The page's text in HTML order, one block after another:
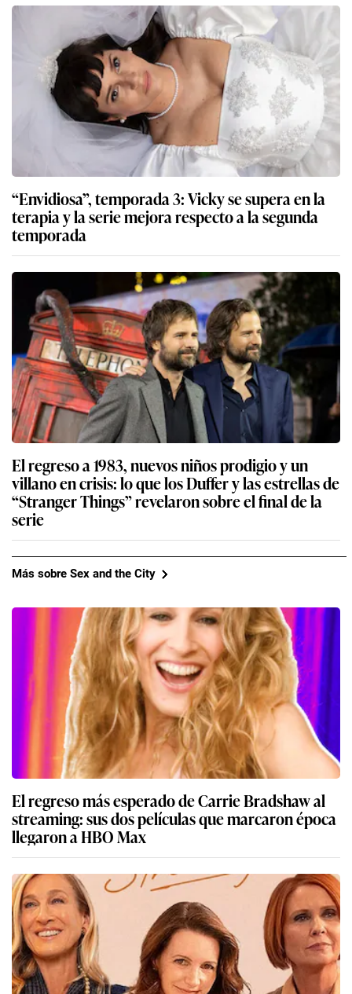
“Envidiosa”, temporada 3: Vicky se supera en la
terapia y la serie mejora respecto a la segunda
temporada
El regreso a 1983, nuevos niños prodigio y un
villano en crisis: lo que los Duffer y las estrellas de
“Stranger Things” revelaron sobre el final de la
serie
Más sobre Sex and the City
El regreso más esperado de Carrie Bradshaw al
streaming: sus dos películas que marcaron época
llegaron a HBO Max